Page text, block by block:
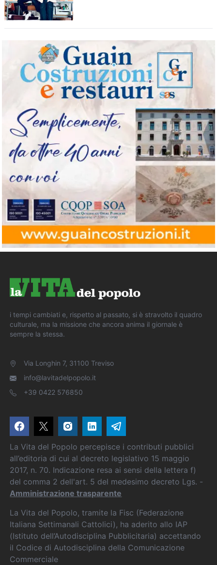
i tempi cambiati e, rispetto al passato, si è stravolto il quadro
culturale, ma la missione che ancora anima il giornale è
sempre la stessa.
Via Longhin 7, 31100 Treviso
info@lavitadelpopolo.it
+39 0422 576850
La Vita del Popolo percepisce i contributi pubblici
all’editoria di cui al decreto legislativo 15 maggio
2017, n. 70. Indicazione resa ai sensi della lettera f)
del comma 2 dell'art. 5 del medesimo decreto Lgs. -
Amministrazione trasparente
La Vita del Popolo, tramite la Fisc (Federazione
Italiana Settimanali Cattolici), ha aderito allo IAP
(Istituto dell’Autodisciplina Pubblicitaria) accettando
il Codice di Autodisciplina della Comunicazione
Commerciale